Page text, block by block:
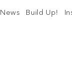
News Build Up!